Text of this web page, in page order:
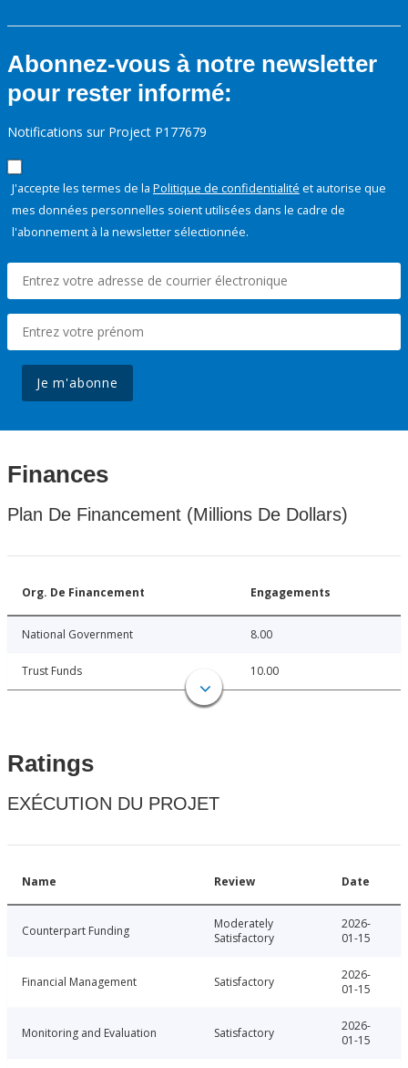
Abonnez-vous à notre newsletter
pour rester informé:
Notifications sur Project P177679
J'accepte les termes de la Politique de confidentialité et autorise que
mes données personnelles soient utilisées dans le cadre de
l'abonnement à la newsletter sélectionnée.
Je m'abonne
Finances
Plan De Financement (Millions De Dollars)
Org. De Financement Engagements
National Government 8.00
Trust Funds 10.00
Ratings
EXÉCUTION DU PROJET
Name Review Date
Counterpart Funding
Moderately
Satisfactory
2026-
01-15
Financial Management Satisfactory
2026-
01-15
Monitoring and Evaluation Satisfactory
2026-
01-15